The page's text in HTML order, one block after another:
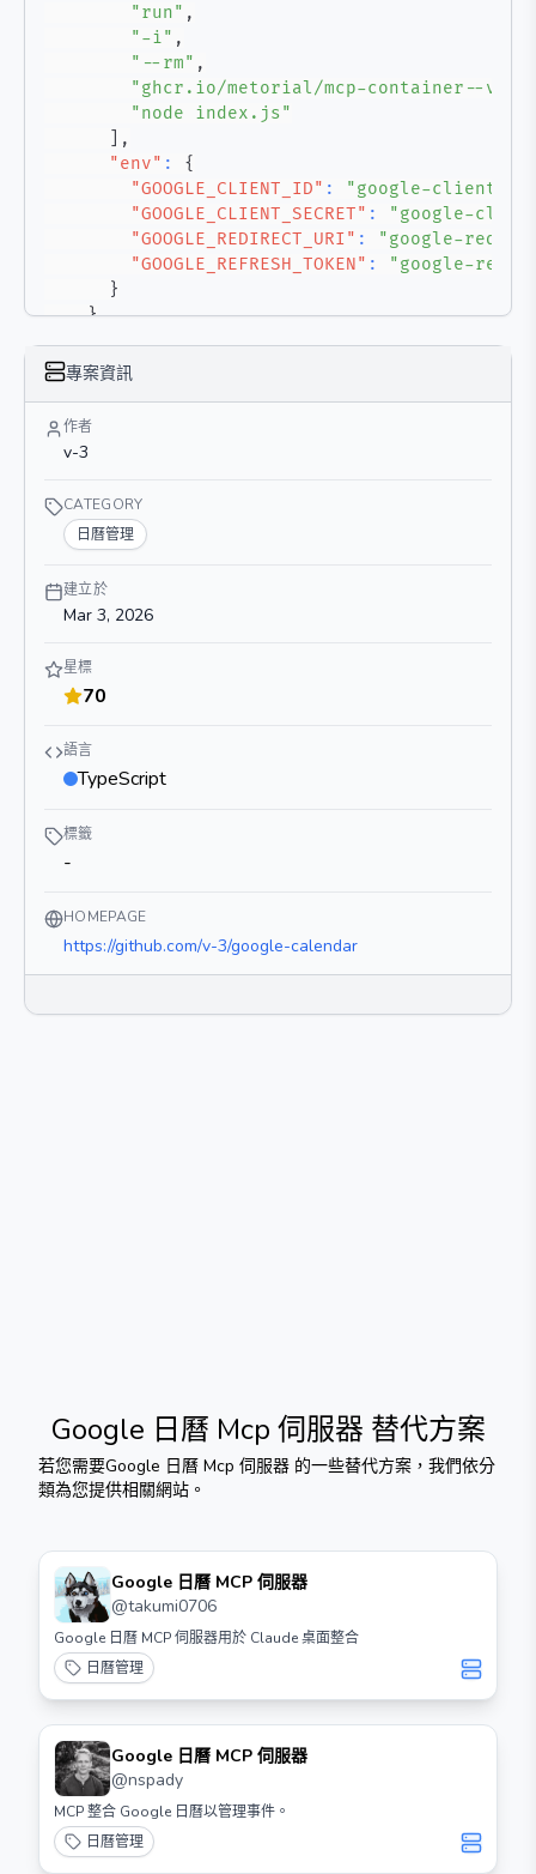
"run" ,
"-i" ,
"--rm" ,
"ghcr.io/metorial/mcp-container--v-
"node index.js"
,
"env" :
{
"GOOGLE_CLIENT_ID" :
"google-client-
"GOOGLE_CLIENT_SECRET" :
"google-
"GOOGLE_REDIRECT_URI" :
"google-
"GOOGLE_REFRESH_TOKEN" :
"google-
}
}
} 專案資訊
作者
v-3
CATEGORY
日曆管理
建立於
Mar 3, 2026
星標
70
語言
TypeScript
標籤
-
HOMEPAGE
https://github.com/v-3/google-calendar
Google 日曆 Mcp 伺服器 替代方案
若您需要Google 日曆 Mcp 伺服器 的一些替代方案，我們依分
類為您提供相關網站。
Google 日曆 MCP 伺服器
@takumi0706
Google 日曆 MCP 伺服器用於 Claude 桌面整合
日曆管理
Google 日曆 MCP 伺服器
@nspady
MCP 整合 Google 日曆以管理事件。
日曆管理